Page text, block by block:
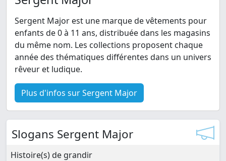
Sergent Major est une marque de vêtements pour
enfants de 0 à 11 ans, distribuée dans les magasins
du même nom. Les collections proposent chaque
année des thématiques différentes dans un univers
rêveur et ludique.
Plus d'infos sur Sergent Major
Slogans Sergent Major
Histoire(s) de grandir